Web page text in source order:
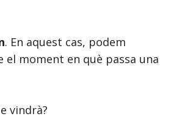
. En aquest cas, podem
moment en què passa una
vindrà?